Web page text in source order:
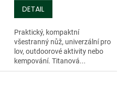
DETAIL
Praktický, kompaktní
všestranný nůž, univerzální pro
lov, outdoorové aktivity nebo
kempování. Titanová...